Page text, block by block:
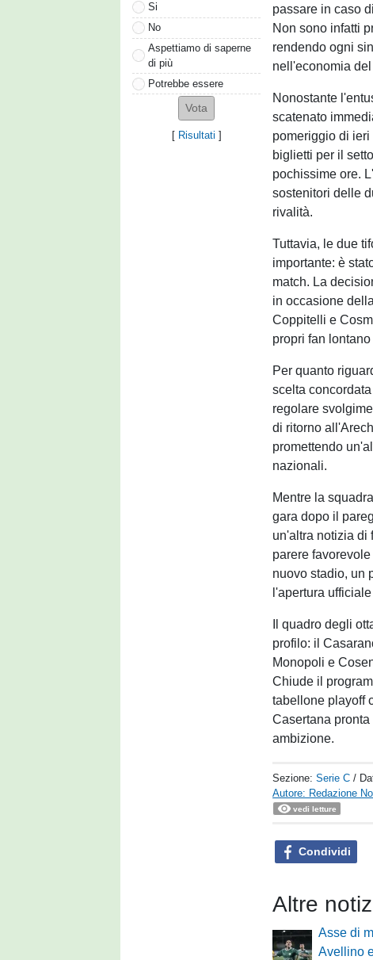
Si
No
Aspettiamo di saperne
di più
Potrebbe essere
[ Risultati ]
passare in caso
Non sono infatti
rendendo ogni
nell'economia
Nonostante
scatenato
pomeriggio di
biglietti per il
pochissime ore.
sostenitori delle
rivalità.
Tuttavia, le due
importante: è
match. La
in occasione
Coppitelli e
propri fan
Per quanto
scelta
regolare
di ritorno
promettendo
nazionali.
Mentre la
gara dopo il
un'altra notizia di
parere
nuovo stadio, un
l'apertura
Il quadro degli
profilo: il
Monopoli e
Chiude il
tabellone playoff
Casertana
ambizione.
Sezione:Serie C /
Autore: Redazione
vedi letture
Condividi
Altre
Asse di
Avellino